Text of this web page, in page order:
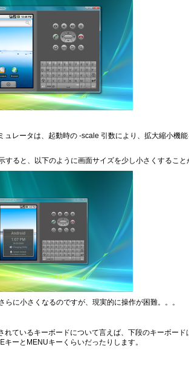
ュレータは、起動時の -scale 引数により、拡大縮小機
すると、以下のように画面サイズを少し小さくすること
に小さくなるのですが、現実的に操作が困難。。。
れているキーボードについて言えば、下段のキーボー
キーとMENUキーくらいだったりします。